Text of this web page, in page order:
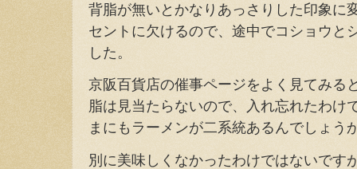
背脂が無いとかなりあっさりした印象に
セントに欠けるので、途中でコショウと
した。
京阪百貨店の催事ページをよく見てみる
脂は見当たらないので、入れ忘れたわけ
まにもラーメンが二系統あるんでしょう
別に美味しくなかったわけではないです